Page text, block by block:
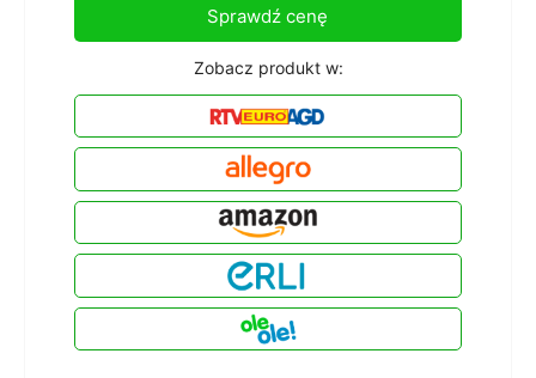
Sprawdź cenę
Zobacz produkt w: